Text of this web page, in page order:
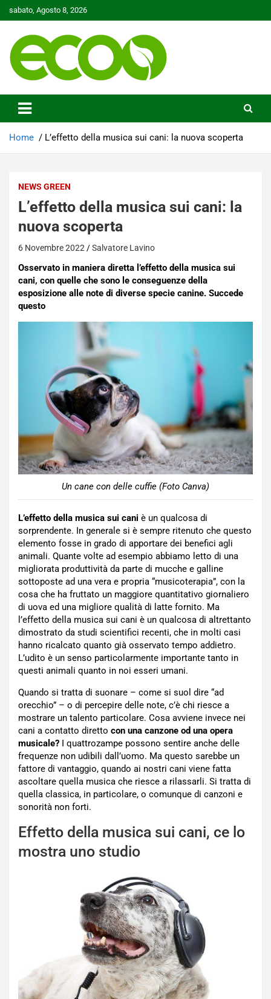
to
sabato, Agosto 8, 2026
Ecoo.it
Home L’effetto della musica sui cani: la nuova scoperta
NEWS GREEN
L’effetto della musica sui cani: la
nuova scoperta
6 Novembre 2022 Salvatore Lavino
Osservato in maniera diretta l’effetto della musica sui
cani, con quelle che sono le conseguenze della
esposizione alle note di diverse specie canine. Succede
questo
Un cane con delle cuffie (Foto Canva)
L’effetto della musica sui cani è un qualcosa di
sorprendente. In generale si è sempre ritenuto che questo
elemento fosse in grado di apportare dei benefici agli
animali. Quante volte ad esempio abbiamo letto di una
migliorata produttività da parte di mucche e galline
sottoposte ad una vera e propria “musicoterapia”, con la
cosa che ha fruttato un maggiore quantitativo giornaliero
di uova ed una migliore qualità di latte fornito. Ma
l’effetto della musica sui cani è un qualcosa di altrettanto
dimostrato da studi scientifici recenti, che in molti casi
hanno ricalcato quanto già osservato tempo addietro.
L’udito è un senso particolarmente importante tanto in
questi animali quanto in noi esseri umani.
Quando si tratta di suonare – come si suol dire “ad
orecchio” – o di percepire delle note, c’è chi riesce a
mostrare un talento particolare. Cosa avviene invece nei
cani a contatto diretto con una canzone od una opera
musicale? I quattrozampe possono sentire anche delle
frequenze non udibili dall’uomo. Ma questo sarebbe un
fattore di vantaggio, quando ai nostri cani viene fatta
ascoltare quella musica che riesce a rilassarli. Si tratta di
quella classica, in particolare, o comunque di canzoni e
sonorità non forti.
Effetto della musica sui cani, ce lo
mostra uno studio